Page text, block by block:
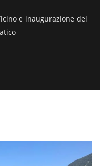
e inaugurazione del